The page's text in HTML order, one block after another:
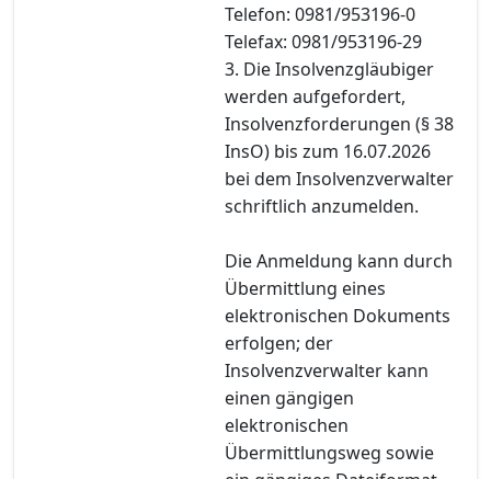
Telefon: 0981/953196-0
Telefax: 0981/953196-29
3. Die Insolvenzgläubiger
werden aufgefordert,
Insolvenzforderungen (§ 38
InsO) bis zum 16.07.2026
bei dem Insolvenzverwalter
schriftlich anzumelden.
Die Anmeldung kann durch
Übermittlung eines
elektronischen Dokuments
erfolgen; der
Insolvenzverwalter kann
einen gängigen
elektronischen
Übermittlungsweg sowie